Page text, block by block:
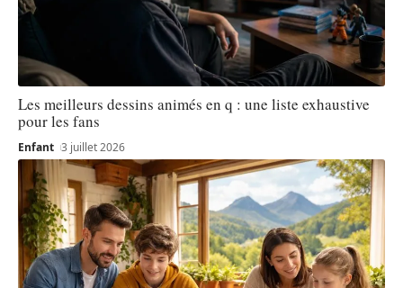
Les meilleurs dessins animés en q : une liste exhaustive
pour les fans
Enfant 3 juillet 2026